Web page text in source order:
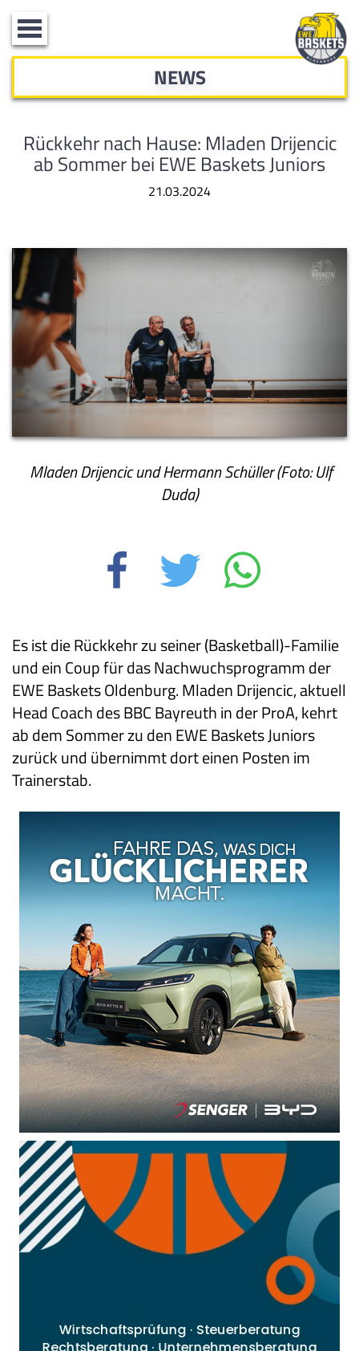
Toggle
navigation
NEWS
Rückkehr nach Hause: Mladen Drijencic
ab Sommer bei EWE Baskets Juniors
21.03.2024
Mladen Drijencic und Hermann Schüller (Foto: Ulf
Duda)
Es ist die Rückkehr zu seiner (Basketball)-Familie
und ein Coup für das Nachwuchsprogramm der
EWE Baskets Oldenburg. Mladen Drijencic, aktuell
Head Coach des BBC Bayreuth in der ProA, kehrt
ab dem Sommer zu den EWE Baskets Juniors
zurück und übernimmt dort einen Posten im
Trainerstab.